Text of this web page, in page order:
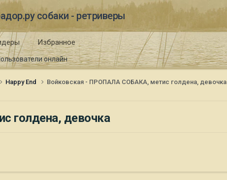
собаки - ретриверы
онлайн
Избранное
Happy End Войковская - ПРОПАЛА СОБАКА, метис голдена, девочка
голдена, девочка